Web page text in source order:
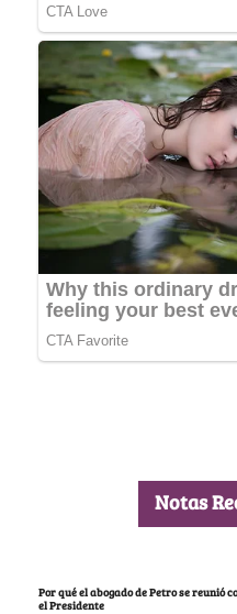
Notas
Por qué el abogado de Petro se reunió
el Presidente